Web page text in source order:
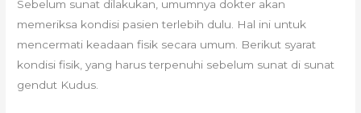
Sebelum sunat dilakukan, umumnya dokter akan
memeriksa kondisi pasien terlebih dulu. Hal ini untuk
mencermati keadaan fisik secara umum. Berikut syarat
kondisi fisik, yang harus terpenuhi sebelum sunat di sunat
gendut Kudus.